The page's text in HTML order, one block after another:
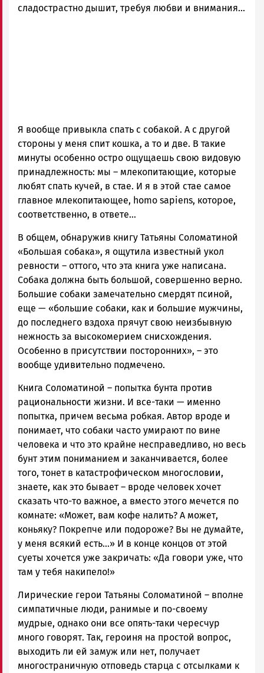
сладострастно дышит, требуя любви и внимания…
Я вообще привыкла спать с собакой. А с другой
стороны у меня спит кошка, а то и две. В такие
минуты особенно остро ощущаешь свою видовую
принадлежность: мы – млекопитающие, которые
любят спать кучей, в стае. И я в этой стае самое
главное млекопитающее, homo sapiens, которое,
соответственно, в ответе…
В общем, обнаружив книгу Татьяны Соломатиной
«Большая собака», я ощутила известный укол
ревности – оттого, что эта книга уже написана.
Собака должна быть большой, совершенно верно.
Большие собаки замечательно смердят псиной,
еще — «большие собаки, как и большие мужчины,
до последнего вздоха прячут свою неизбывную
нежность за высокомерием снисхождения.
Особенно в присутствии посторонних», – это
вообще удивительно подмечено.
Книга Соломатиной – попытка бунта против
рациональности жизни. И все-таки — именно
попытка, причем весьма робкая. Автор вроде и
понимает, что собаки часто умирают по вине
человека и что это крайне несправедливо, но весь
бунт этим пониманием и заканчивается, более
того, тонет в катастрофическом многословии,
знаете, как это бывает – вроде человек хочет
сказать что-то важное, а вместо этого мечется по
комнате: «Может, вам кофе налить? А может,
коньяку? Покрепче или подороже? Вы не думайте,
у меня всякий есть…» И в конце концов от этой
суеты хочется уже закричать: «Да говори уже, что
там у тебя накипело!»
Лирические герои Татьяны Соломатиной – вполне
симпатичные люди, ранимые и по-своему
мудрые, однако они все опять-таки чересчур
много говорят. Так, героиня на простой вопрос,
выходить ли ей замуж или нет, получает
многостраничную отповедь старца с отсылками к